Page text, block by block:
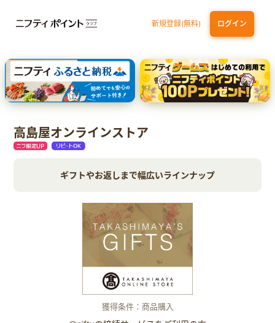
新規登録(無料) ログイン
dカード GOLD 三井住友カード ゴールド（NL）（家族カード発行）
【実質初月無料】DMM | Disney+(ディズニープラス) セットプラン
SBI証券 確定拠出年金（iDeCo）
高島屋オンラインストア
ギフトやお返しまで幅広いラインナップ
獲得条件：商品購入